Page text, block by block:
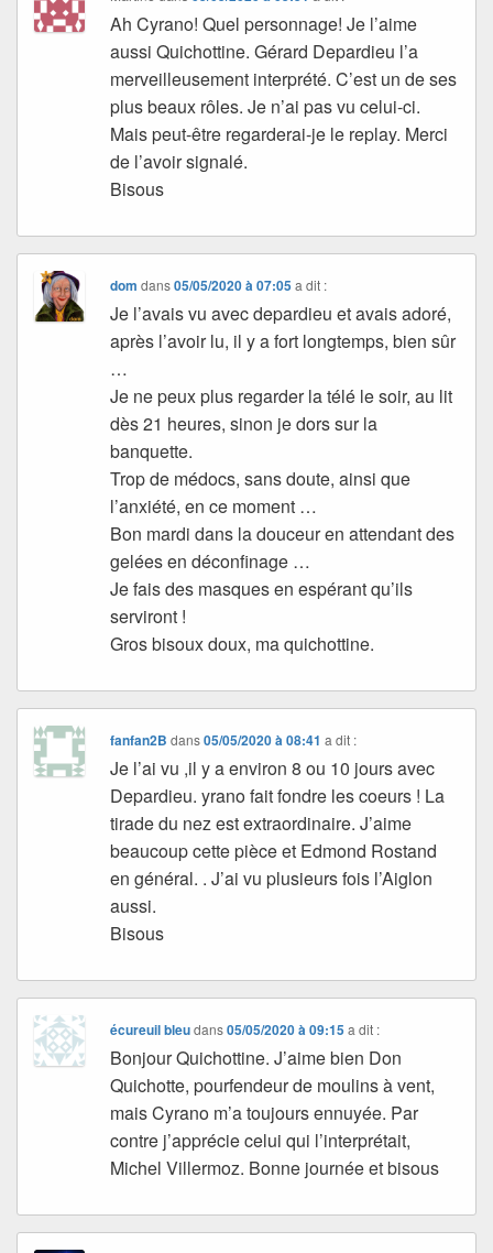
Ah Cyrano! Quel personnage! Je l’aime
aussi Quichottine. Gérard Depardieu l’a
merveilleusement interprété. C’est un de ses
plus beaux rôles. Je n’ai pas vu celui-ci.
Mais peut-être regarderai-je le replay. Merci
de l’avoir signalé.
Bisous
dom dans05/05/2020 à 07:05 a dit :
Je l’avais vu avec depardieu et avais adoré,
après l’avoir lu, il y a fort longtemps, bien sûr
…
Je ne peux plus regarder la télé le soir, au lit
dès 21 heures, sinon je dors sur la
banquette.
Trop de médocs, sans doute, ainsi que
l’anxiété, en ce moment …
Bon mardi dans la douceur en attendant des
gelées en déconfinage …
Je fais des masques en espérant qu’ils
serviront !
Gros bisoux doux, ma quichottine.
fanfan2B dans05/05/2020 à 08:41 a dit :
Je l’ai vu ,il y a environ 8 ou 10 jours avec
Depardieu. yrano fait fondre les coeurs ! La
tirade du nez est extraordinaire. J’aime
beaucoup cette pièce et Edmond Rostand
en général. . J’ai vu plusieurs fois l’Aiglon
aussi.
Bisous
écureuil bleudans05/05/2020 à 09:15 a dit :
Bonjour Quichottine. J’aime bien Don
Quichotte, pourfendeur de moulins à vent,
mais Cyrano m’a toujours ennuyée. Par
contre j’apprécie celui qui l’interprétait,
Michel Villermoz. Bonne journée et bisous